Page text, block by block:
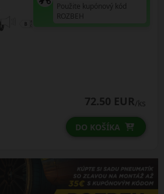
Použite kupónový kód
ROZBEH
72.50 EUR/ks
DO KOŠÍKA